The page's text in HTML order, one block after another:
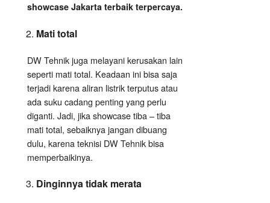
showcase Jakarta terbaik terpercaya.
Mati total
DW Tehnik juga melayani kerusakan lain
seperti mati total. Keadaan ini bisa saja
terjadi karena aliran listrik terputus atau
ada suku cadang penting yang perlu
diganti. Jadi, jika showcase tiba – tiba
mati total, sebaiknya jangan dibuang
dulu, karena teknisi DW Tehnik bisa
memperbaikinya.
Dinginnya tidak merata